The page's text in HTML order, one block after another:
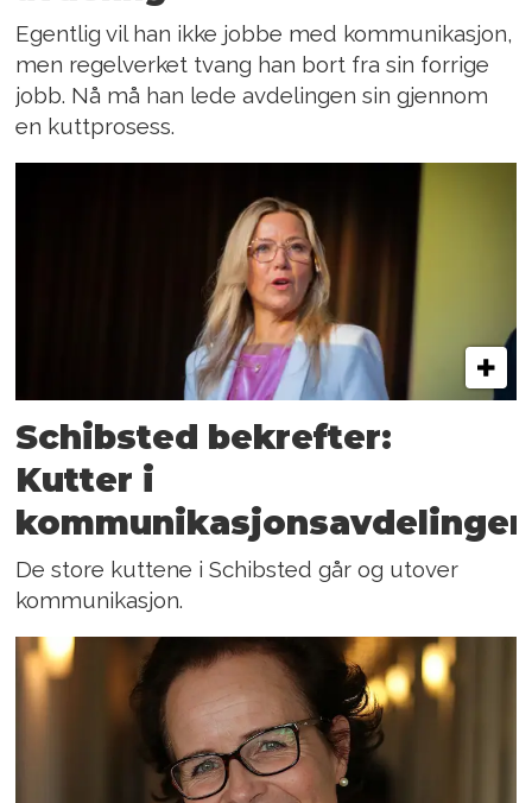
Egentlig vil han ikke jobbe med kommunikasjon,
men regelverket tvang han bort fra sin forrige
jobb. Nå må han lede avdelingen sin gjennom
en kuttprosess.
Schibsted bekrefter:
Kutter i
kommunikasjonsavdelingen
De store kuttene i Schibsted går og utover
kommunikasjon.